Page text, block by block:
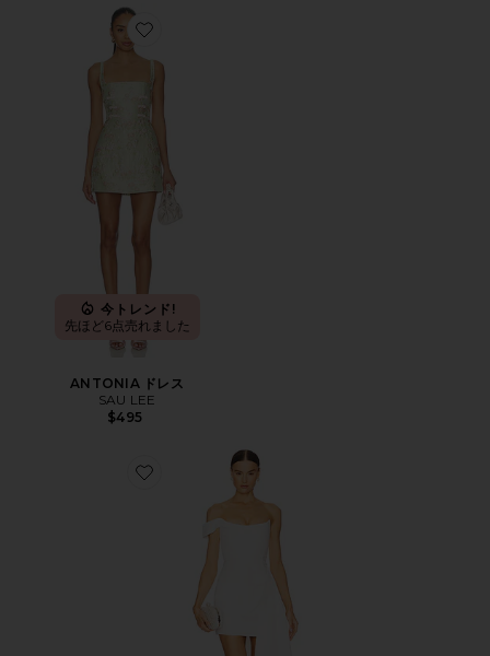
Favorite ANTONIA ドレス
今トレンド!
先ほど6点売れました
ANTONIA ドレス
SAU LEE
$495
Favorite BRENDA ドレス